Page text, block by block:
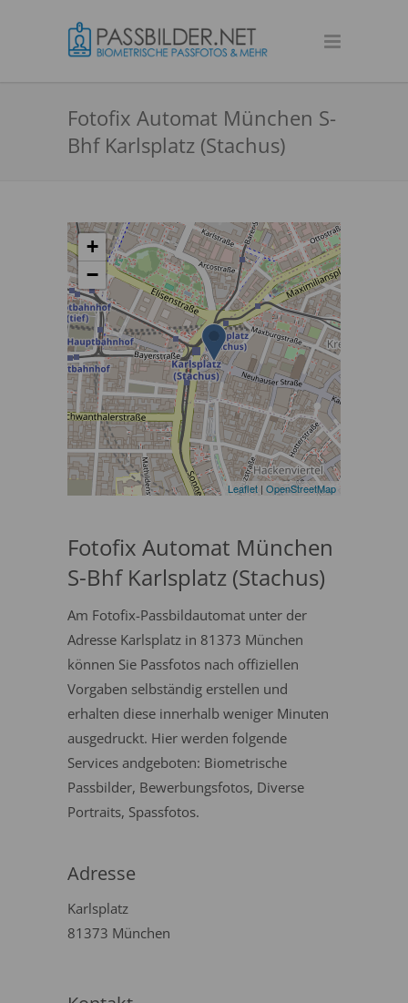
Fotofix Automat München S-
Bhf Karlsplatz (Stachus)
+
−
Leaflet | OpenStreetMap
Fotofix Automat München
S-Bhf Karlsplatz (Stachus)
Am Fotofix-Passbildautomat unter der
Adresse Karlsplatz in 81373 München
können Sie Passfotos nach offiziellen
Vorgaben selbständig erstellen und
erhalten diese innerhalb weniger Minuten
ausgedruckt. Hier werden folgende
Services andgeboten: Biometrische
Passbilder, Bewerbungsfotos, Diverse
Portraits, Spassfotos.
Adresse
Karlsplatz
81373 München